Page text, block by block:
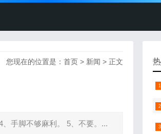
您现在的位置是： 首页 > 新闻 > 正文
手脚不够麻利。 5、不要。...